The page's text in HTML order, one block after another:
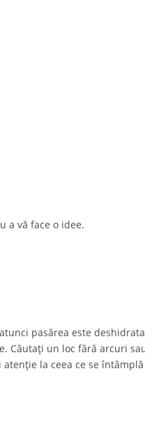
a vă face o idee.
pasărea este
Căutați un loc fără arcuri
la ceea ce se